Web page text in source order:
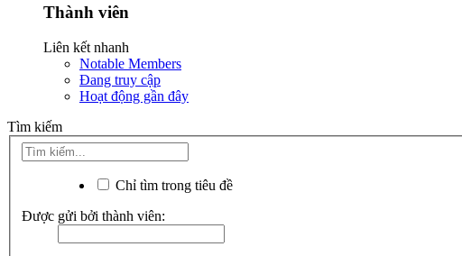
Thành viên
Liên kết nhanh
Notable Members
Đang truy cập
Hoạt động gần đây
Tìm kiếm
Chỉ tìm trong tiêu đề
Được gửi bởi thành viên: